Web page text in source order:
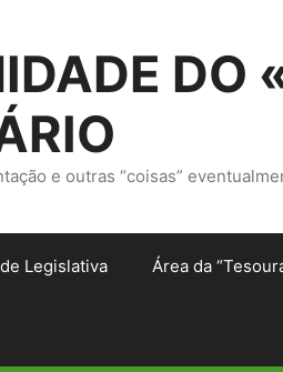
DO
e outras “coisas”
Legislativa Área da